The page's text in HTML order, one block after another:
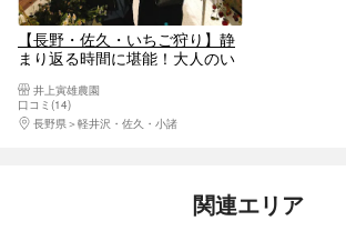
【長野・佐久・いちご狩り】静
まり返る時間に堪能！大人のい
井上寅雄農園
口コミ(14)
長野県
軽井沢・佐久・小諸
関連エリア